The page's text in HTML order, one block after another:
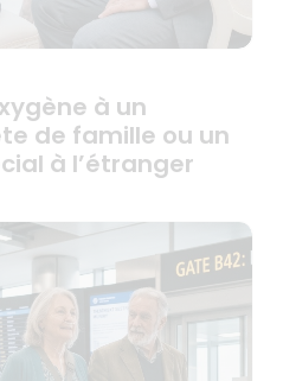
à un
de famille ou un
à l’étranger